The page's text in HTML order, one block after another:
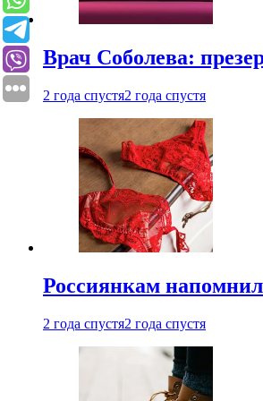
Врач Соболева:
2 года спустя2 года спустя
Россиянкам
2 года спустя2 года спустя